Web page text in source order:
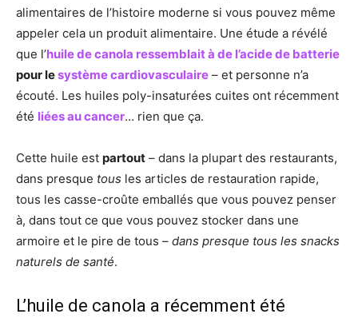
alimentaires de l’histoire moderne si vous pouvez même
appeler cela un produit alimentaire. Une étude a révélé
que l’huile de canola ressemblait à de l’acide de batterie
pour lesystème cardiovasculaire – et personne n’a
écouté. Les huiles poly-insaturées cuites ont récemment
été liées au cancer… rien que ça.
Cette huile est partout – dans la plupart des restaurants,
dans presque tous les articles de restauration rapide,
tous les casse-croûte emballés que vous pouvez penser
à, dans tout ce que vous pouvez stocker dans une
armoire et le pire de tous – dans presque tous les snacks
naturels de santé.
L’huile de canola a récemment été